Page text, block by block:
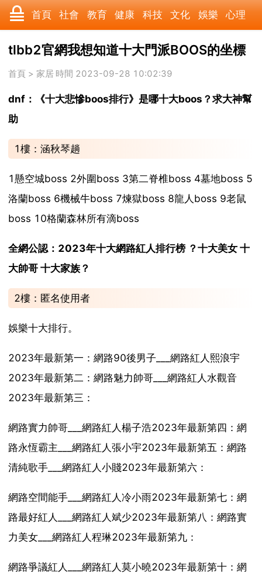
首頁 社會 教育 健康 科技 文化 娛樂 心理
數碼 汽車 遊戲 美食 時尚 家居 財經 旅遊
育兒 科學 職場 歷史 體育 寵物
收藏 國際 軍事 電影 其它
tlbb2官網我想知道十大門派BOOS的坐標
首頁 > 家居 時間 2023-09-28 10:02:39
dnf：《十大悲慘boos排行》是哪十大boos？求大神幫
助
1樓：涵秋琴趟
1懸空城boss 2外圍boss 3第二脊椎boss 4墓地boss 5
洛蘭boss 6機械牛boss 7煉獄boss 8龍人boss 9老鼠
boss 10格蘭森林所有滴boss
全網公認：2023年十大網路紅人排行榜 ？十大美女 十
大帥哥 十大家族？
2樓：匿名使用者
娛樂十大排行。
2023年最新第一：網路90後男子___網路紅人熙浪宇
2023年最新第二：網路魅力帥哥___網路紅人水觀音
2023年最新第三：
網路實力帥哥___網路紅人楊子浩2023年最新第四：網
路永恆霸主___網路紅人張小宇2023年最新第五：網路
清純歌手___網路紅人小賤2023年最新第六：
網路空間能手___網路紅人冷小雨2023年最新第七：網
路最好紅人___網路紅人斌少2023年最新第八：網路實
力美女___網路紅人程琳2023年最新第九：
網路爭議紅人___網路紅人莫小曉2023年最新第十：網